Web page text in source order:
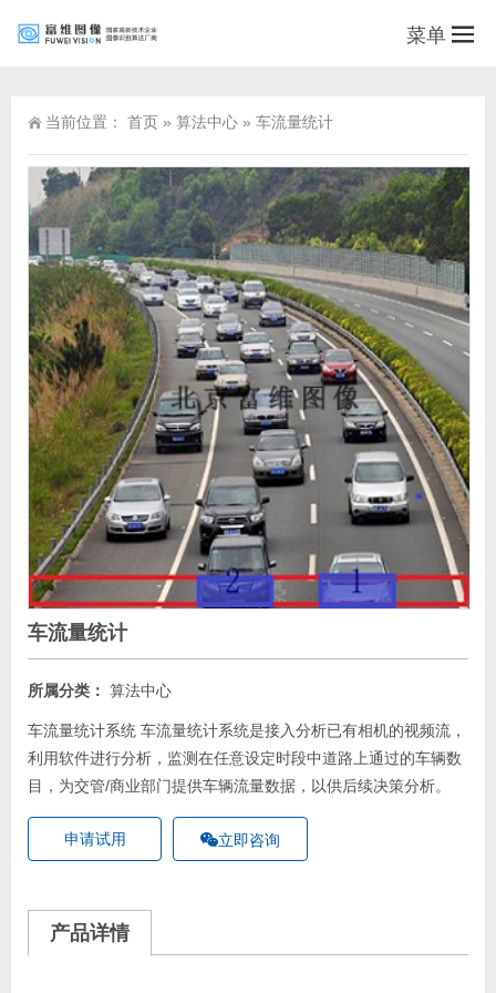
菜单
当前位置： 首页 » 算法中心 » 车流量统计
车流量统计
所属分类： 算法中心
车流量统计系统 车流量统计系统是接入分析已有相机的视频流，
利用软件进行分析，监测在任意设定时段中道路上通过的车辆数
目，为交管/商业部门提供车辆流量数据，以供后续决策分析。
申请试用 立即咨询
产品详情